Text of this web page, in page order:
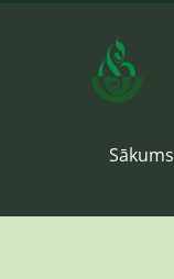
Sākums